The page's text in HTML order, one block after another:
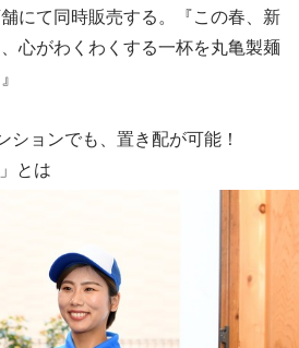
にて同時販売する。『この春、新
心がわくわくする一杯を丸亀製麺
ションでも、置き配が可能！
とは